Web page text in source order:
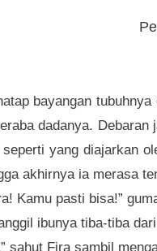
bayangan
dadanya.
seperti yang diajarkan
akhirnya ia merasa
Kamu pasti bisa!”
ibunya tiba-tiba
sahut Fira sambil